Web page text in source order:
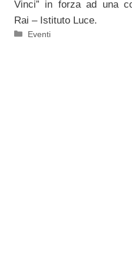
Vinci” in forza ad una
Rai – Istituto Luce.
Categorie
Eventi